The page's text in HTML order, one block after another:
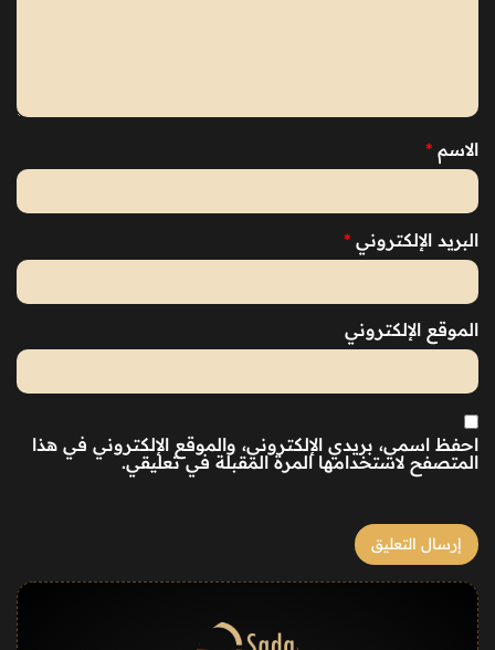
الاسم *
البريد الإلكتروني *
الموقع الإلكتروني
احفظ اسمي، بريدي الإلكتروني، والموقع الإلكتروني في هذا
المتصفح لاستخدامها المرة المقبلة في تعليقي.